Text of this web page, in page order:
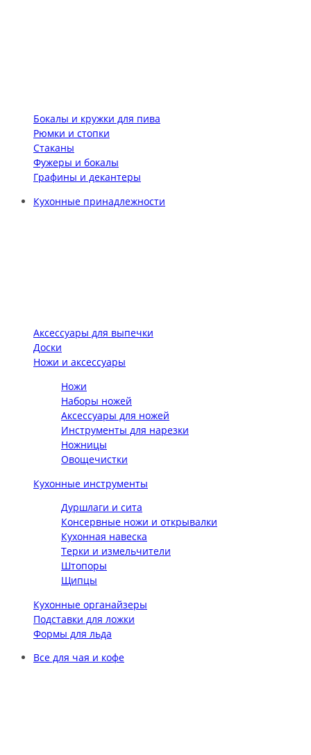
Бокалы и кружки для пива
Рюмки и стопки
Стаканы
Фужеры и бокалы
Графины и декантеры
Кухонные принадлежности
Аксессуары для выпечки
Доски
Ножи и аксессуары
Ножи
Наборы ножей
Аксессуары для ножей
Инструменты для нарезки
Ножницы
Овощечистки
Кухонные инструменты
Дуршлаги и сита
Консервные ножи и открывалки
Кухонная навеска
Терки и измельчители
Штопоры
Щипцы
Кухонные органайзеры
Подставки для ложки
Формы для льда
Все для чая и кофе